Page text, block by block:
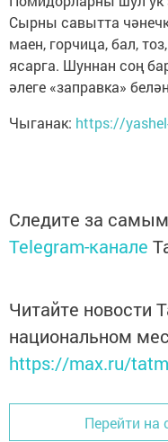
Сырны савытта
маен, горчица, бал,
ясарга. Шуннан соң
әлеге «заправка»
Чыганак: https://
Следите за
Telegram-канале
Читайте новости
национальном
https://max.ru/
Перейти на